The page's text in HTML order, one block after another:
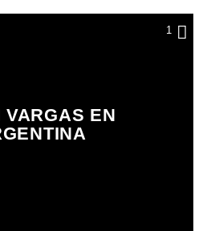
1
VARGAS EN